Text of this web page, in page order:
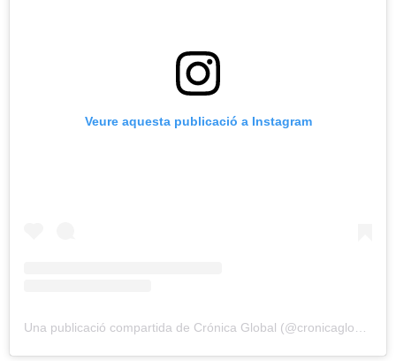
Veure aquesta publicació a Instagram